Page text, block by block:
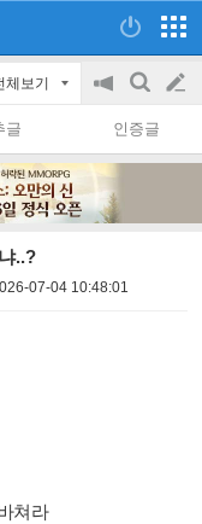
체보기
공
on/off
검
색
글
쓰
글 인증글
..?
07-04 10:48:01
쳐라